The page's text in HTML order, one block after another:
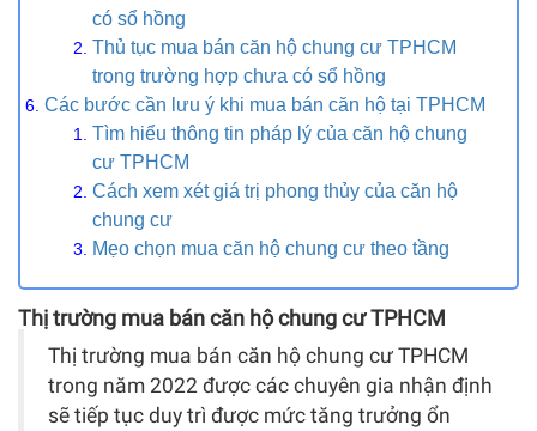
có sổ hồng
Thủ tục mua bán căn hộ chung cư TPHCM
trong trường hợp chưa có sổ hồng
Các bước cần lưu ý khi mua bán căn hộ tại TPHCM
Tìm hiểu thông tin pháp lý của căn hộ chung
cư TPHCM
Cách xem xét giá trị phong thủy của căn hộ
chung cư
Mẹo chọn mua căn hộ chung cư theo tầng
Thị trường mua bán căn hộ chung cư TPHCM
Thị trường mua bán căn hộ chung cư TPHCM
trong năm 2022 được các chuyên gia nhận định
sẽ tiếp tục duy trì được mức tăng trưởng ổn